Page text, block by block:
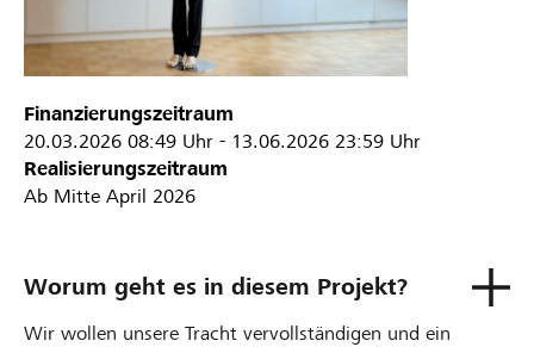
Finanzierungszeitraum
20.03.2026 08:49 Uhr - 13.06.2026 23:59 Uhr
Realisierungszeitraum
Ab Mitte April 2026
Worum geht es in diesem Projekt?
Wir wollen unsere Tracht vervollständigen und ein